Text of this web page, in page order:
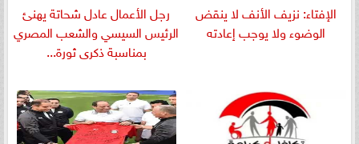
الإفتاء: نزيف الأنف لا ينقض
الوضوء ولا يوجب إعادته
رجل الأعمال عادل شحاتة يهنئ
الرئيس السيسي والشعب المصري
بمناسبة ذكرى ثورة...